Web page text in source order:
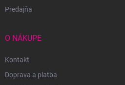
Predajňa
O NÁKUPE
Kontakt
Doprava a platba